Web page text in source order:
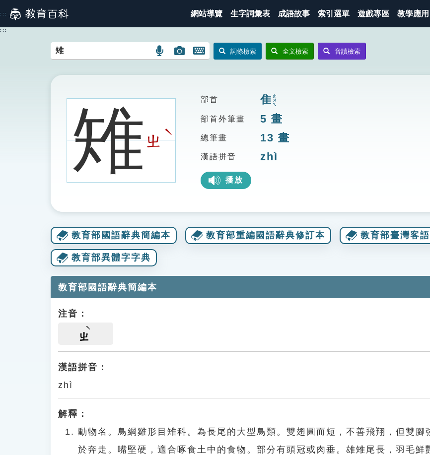
到
主
::: 網站導覽 生字詞彙表 成語故事 索引選單 遊戲專區 教學應用
:::
語
搜
圖
圖
搜
開
鍵
圖
詞條檢索 全文檢索 音讀檢索
雉ㄓ
ˋ
部首 隹ㄓㄨㄟ
部首外筆畫 5 畫
總筆畫 13 畫
漢語拼音 zhì
播放
教育部國語辭典簡編本 教育部重編國語辭典修訂本 教育部臺灣客
教育部異體字字典
教育部國語辭典簡編本
注音：
ㄓ
漢語拼音：
zhì
解釋：
動物名。鳥綱雞形目雉科。為長尾的大型鳥類。雙翅圓而短，不善飛翔，但雙腳
於奔走。嘴堅硬，適合啄食土中的食物。部分有頭冠或肉垂。雄雉尾長，羽毛鮮